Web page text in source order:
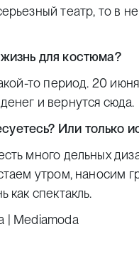
театр, то в
для костюма?
то период. 20
и вернутся сюда.
Или только
много дельных
утром, наносим
как спектакль.
| Mediamoda